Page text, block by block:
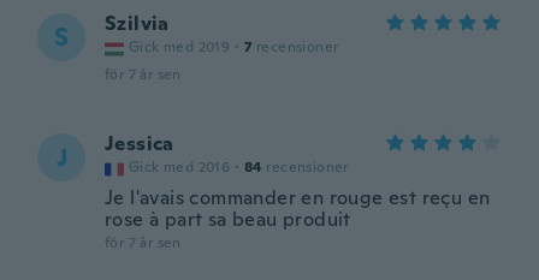
S Szilvia
Gick med 2019 · 7 recensioner
för 7 år sen
J Jessica
Gick med 2016 · 84 recensioner
Je l'avais commander en rouge est reçu en
rose à part sa beau produit
för 7 år sen